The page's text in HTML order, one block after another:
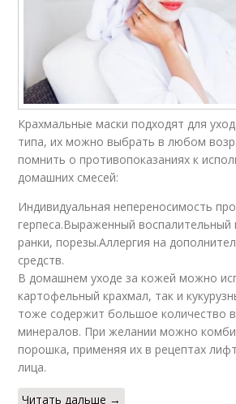
Крахмальные маски подходят для
типа, их можно выбрать в любом
помнить о противопоказаниях к
домашних смесей:
Индивидуальная непереносимость
герпеса.Выраженный воспалительный
ранки, порезы.Аллергия на
средств.
В домашнем уходе за кожей можно
картофельный крахмал, так и
тоже содержит большое количество
минералов. При желании можно
порошка, применяя их в рецептах
лица.
Читать дальше →